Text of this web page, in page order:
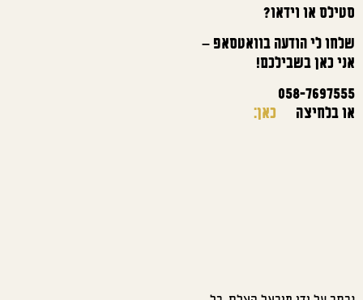
סטילס או וידאו?
שלחו לי הודעה בוואטסאפ –
אני כאן בשבילכם!
058-7697555
או בלחיצה
כאן: